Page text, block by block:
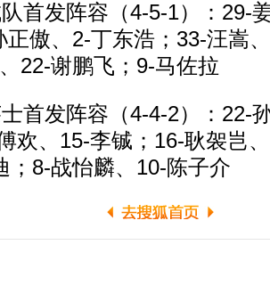
发阵容（4-5-1）：29-
正傲、2-丁东浩；33-汪嵩
22-谢鹏飞；9-马佐拉
发阵容（4-4-2）：22-
欢、15-李铖；16-耿袈岂
；8-战怡麟、10-陈子介